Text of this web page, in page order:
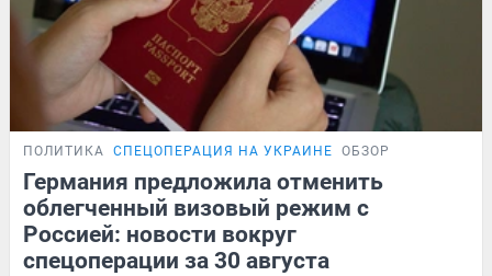
ПОЛИТИКА СПЕЦОПЕРАЦИЯ НА УКРАИНЕ ОБЗОР
Германия предложила отменить
облегченный визовый режим с
Россией: новости вокруг
спецоперации за 30 августа